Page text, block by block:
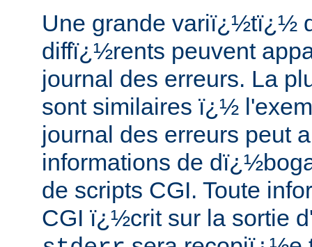
Une grande variï¿½tï¿½
diffï¿½rents peuvent
journal des erreurs. La
sont similaires ï¿½
journal des erreurs peut
informations de
de scripts CGI. Toute
CGI ï¿½crit sur la sortie